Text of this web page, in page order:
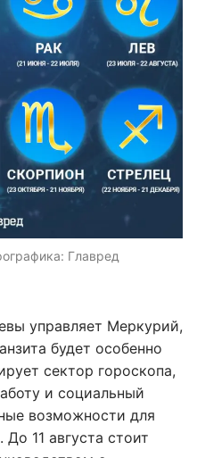
Главред
управляет Меркурий,
будет особенно
сектор гороскопа,
и социальный
возможности для
11 августа стоит